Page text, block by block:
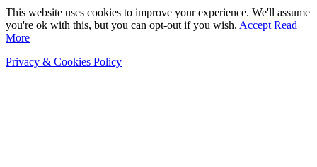
This website uses cookies to improve your experience. We'll assume
you're ok with this, but you can opt-out if you wish. Accept Read
More
Privacy & Cookies Policy